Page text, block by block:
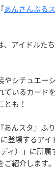
あんさんぶる
、アイドルた
やシチュエー
ているカード
とも！
あんスタ』ふ
登場するアイ
ィ）」に所属
ご紹介します。